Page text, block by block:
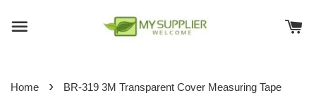
Home › BR-319 3M Transparent Cover Measuring Tape